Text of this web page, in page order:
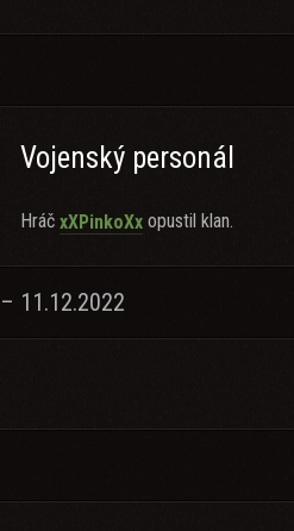
Vojenský personál
Hráč xXPinkoXx opustil klan.
11.12.2022